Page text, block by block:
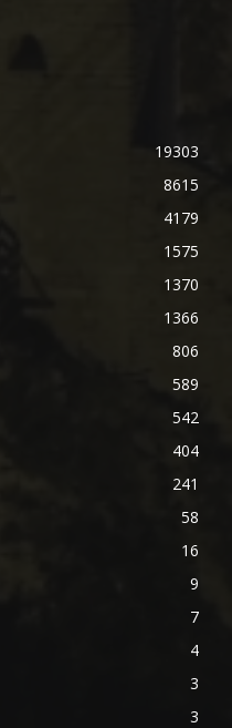
19303
8615
4179
1575
1370
1366
806
589
542
404
241
58
16
9
7
4
3
3